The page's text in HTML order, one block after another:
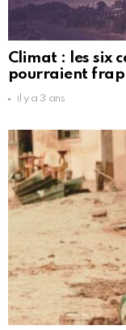
Climat : les six
pourraient
il y a 3 ans